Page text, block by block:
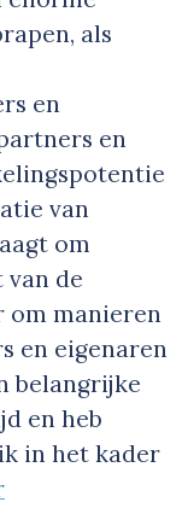
als
en
en
van
om
van de
om manieren
en eigenaren
belangrijke
en heb
in het kader